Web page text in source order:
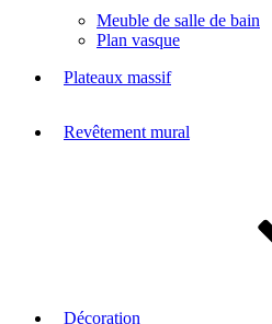
Meuble de salle de bain
Plan vasque
Plateaux massif
Revêtement mural
Décoration